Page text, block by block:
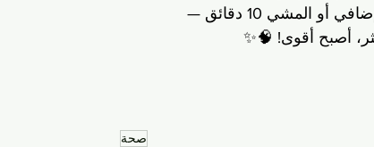
روتينك اليومي. ابدأ بخطوة واحدة اليوم — مثل شرب كوب ماء إضافي أو المشي 10 دقائق —
أصبح أقوى! 🧠✨
صحة